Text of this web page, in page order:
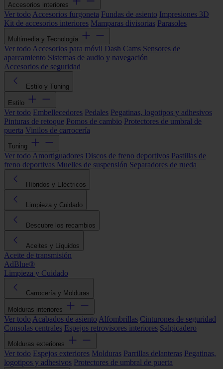
Accesorios interiores
Ver todo Accesorios furgoneta Fundas de asiento Impresiones 3D
Kit de accesorios interiores Mamparas divisorias Parasoles
Multimedia y Tecnología
Ver todo Accesorios para móvil Dash Cams Sensores de
aparcamiento Sistemas de audio y navegación
Accesorios de seguridad
Estilo y Tuning
Estilo
Ver todo Embellecedores Pedales Pegatinas, logotipos y adhesivos
Pinturas de retoque Pomos de cambio Protectores de umbral de
puerta Vinilos de carrocería
Tuning
Ver todo Amortiguadores Discos de freno deportivos Pastillas de
freno deportivas Muelles de suspensión Separadores de rueda
Híbridos y Eléctricos
Limpieza y Cuidado
Descubre los recambios
Aceites y Líquidos
Aceite de transmisión
AdBlue®
Limpieza y Cuidado
Carrocería y Molduras
Molduras interiores
Ver todo Acabados de asiento Alfombrillas Cinturones de seguridad
Consolas centrales Espejos retrovisores interiores Salpicadero
Molduras exteriores
Ver todo Espejos exteriores Molduras Parrillas delanteras Pegatinas,
logotipos y adhesivos Protectores de umbral de puerta